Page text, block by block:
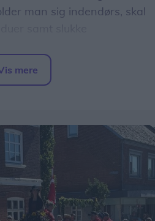
man sig indendørs, skal
Politi via tjenesten
som driver i nordøstlig
har Nordjyllands Politi
gasudslippet er under
er drevet over igen.
mere